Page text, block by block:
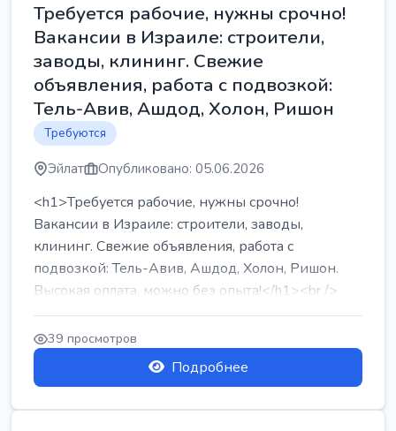
Требуется рабочие, нужны срочно!
Вакансии в Израиле: строители,
заводы, клининг. Свежие
объявления, работа с подвозкой:
Тель-Авив, Ашдод, Холон, Ришон
Требуются
Эйлат Опубликовано: 05.06.2026
<h1>Требуется рабочие, нужны срочно!
Вакансии в Израиле: строители, заводы,
клининг. Свежие объявления, работа с
подвозкой: Тель-Авив, Ашдод, Холон, Ришон.
Высокая оплата, можно без опыта!</h1><br />
...
39 просмотров
Подробнее